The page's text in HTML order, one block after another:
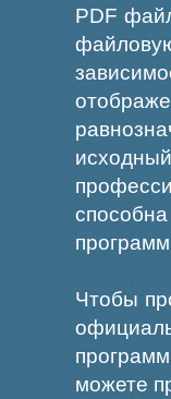
PDF
Чтобы
можете